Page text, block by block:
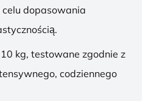
dopasowania
kg, testowane zgodnie z
codziennego